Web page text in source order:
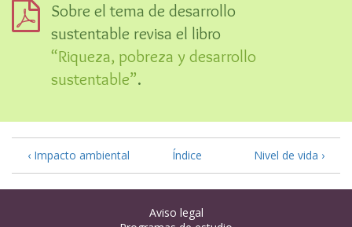
Sobre el tema de desarrollo
sustentable revisa el libro
“Riqueza, pobreza y desarrollo
sustentable”.
‹ Impacto ambiental Índice Nivel de vida ›
Aviso legal